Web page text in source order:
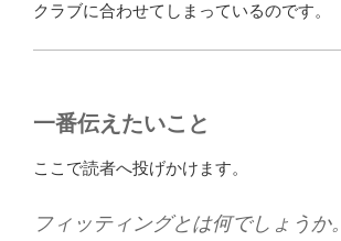
クラブに合わせてしまっているのです。
一番伝えたいこと
ここで読者へ投げかけます。
フィッティングとは何でしょうか。